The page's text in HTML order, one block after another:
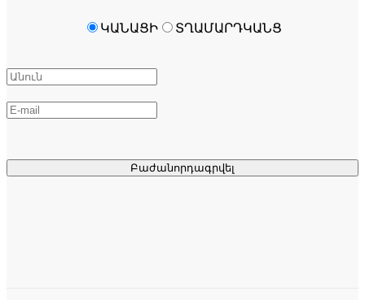
Բաժանորդագրվել
ԿԱՆԱՑԻ ՏՂԱՄԱՐԴԿԱՆՑ